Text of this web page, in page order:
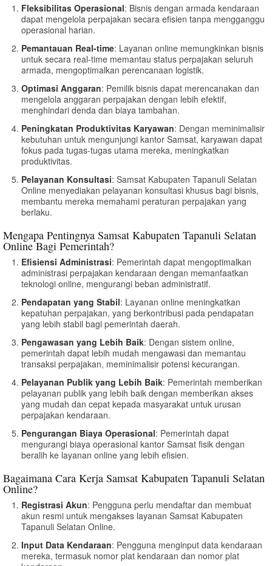
Fleksibilitas Operasional: Bisnis dengan armada kendaraan
dapat mengelola perpajakan secara efisien tanpa mengganggu
operasional harian.
Pemantauan Real-time: Layanan online memungkinkan bisnis
untuk secara real-time memantau status perpajakan seluruh
armada, mengoptimalkan perencanaan logistik.
Optimasi Anggaran: Pemilik bisnis dapat merencanakan dan
mengelola anggaran perpajakan dengan lebih efektif,
menghindari denda dan biaya tambahan.
Peningkatan Produktivitas Karyawan: Dengan meminimalisir
kebutuhan untuk mengunjungi kantor Samsat, karyawan dapat
fokus pada tugas-tugas utama mereka, meningkatkan
produktivitas.
Pelayanan Konsultasi: Samsat Kabupaten Tapanuli Selatan
Online menyediakan pelayanan konsultasi khusus bagi bisnis,
membantu mereka memahami peraturan perpajakan yang
berlaku.
Mengapa Pentingnya Samsat Kabupaten Tapanuli Selatan
Online Bagi Pemerintah?
Efisiensi Administrasi: Pemerintah dapat mengoptimalkan
administrasi perpajakan kendaraan dengan memanfaatkan
teknologi online, mengurangi beban administratif.
Pendapatan yang Stabil: Layanan online meningkatkan
kepatuhan perpajakan, yang berkontribusi pada pendapatan
yang lebih stabil bagi pemerintah daerah.
Pengawasan yang Lebih Baik: Dengan sistem online,
pemerintah dapat lebih mudah mengawasi dan memantau
transaksi perpajakan, meminimalisir potensi kecurangan.
Pelayanan Publik yang Lebih Baik: Pemerintah memberikan
pelayanan publik yang lebih baik dengan memberikan akses
yang mudah dan cepat kepada masyarakat untuk urusan
perpajakan kendaraan.
Pengurangan Biaya Operasional: Pemerintah dapat
mengurangi biaya operasional kantor Samsat fisik dengan
beralih ke layanan online yang lebih efisien.
Bagaimana Cara Kerja Samsat Kabupaten Tapanuli Selatan
Online?
Registrasi Akun: Pengguna perlu mendaftar dan membuat
akun resmi untuk mengakses layanan Samsat Kabupaten
Tapanuli Selatan Online.
Input Data Kendaraan: Pengguna menginput data kendaraan
mereka, termasuk nomor plat kendaraan dan nomor plat